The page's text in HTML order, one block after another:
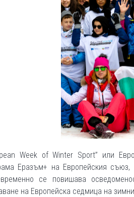
Week of Winter Sport” или
Еразъм+ на Европейския
се повишава
на Европейска седмица на